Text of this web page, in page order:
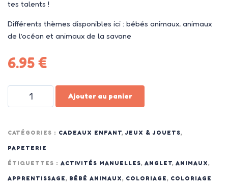
tes talents !
Différents thèmes disponibles ici : bébés animaux, animaux
de l’océan et animaux de la savane
6.95€
Ajouter au panier
CATÉGORIES : CADEAUX ENFANT,JEUX & JOUETS,
PAPETERIE
ÉTIQUETTES : ACTIVITÉS MANUELLES, ANGLET, ANIMAUX,
APPRENTISSAGE, BÉBÉ ANIMAUX, COLORIAGE, COLORIAGE